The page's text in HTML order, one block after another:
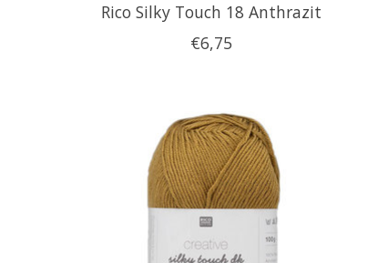
Rico Silky Touch 18 Anthrazit
€6,75